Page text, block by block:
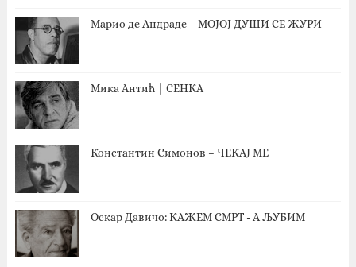
Марио де Андраде – МОЈОЈ ДУШИ СЕ ЖУРИ
Мика Антић | СЕНКА
Константин Симонов – ЧЕКАЈ МЕ
Оскар Давичо‎: КАЖЕМ СМРТ - А ЉУБИМ